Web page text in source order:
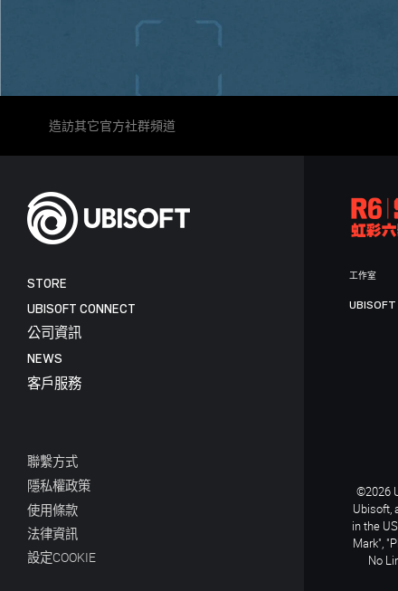
造訪其它官方社群頻道
STORE
UBISOFT CONNECT
公司資訊
NEWS
客戶服務
聯繫方式
隱私權政策
使用條款
法律資訊
設定COOKIE
工作室
©2026
Ubisoft,
in the
Mark",
No